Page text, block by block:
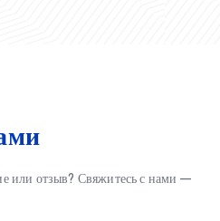
или отзыв? Свяжитесь с нами —